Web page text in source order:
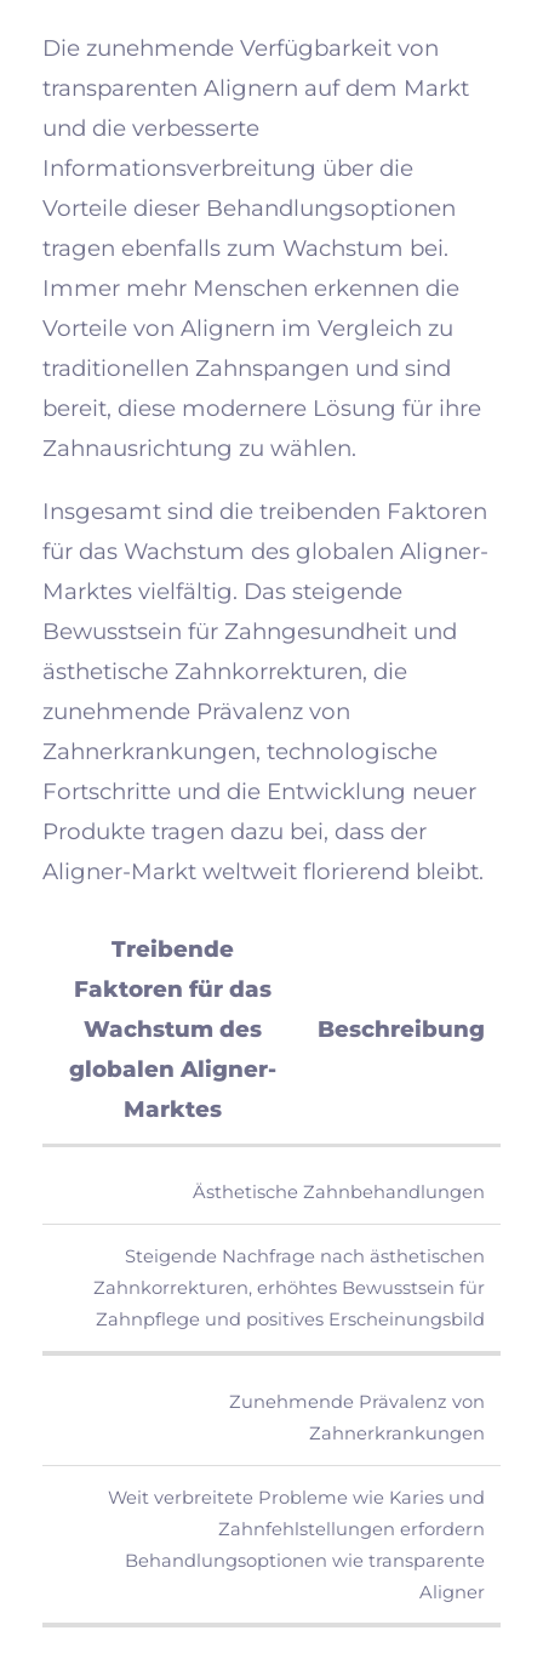
Die zunehmende Verfügbarkeit von
transparenten Alignern auf dem Markt
und die verbesserte
Informationsverbreitung über die
Vorteile dieser Behandlungsoptionen
tragen ebenfalls zum Wachstum bei.
Immer mehr Menschen erkennen die
Vorteile von Alignern im Vergleich zu
traditionellen Zahnspangen und sind
bereit, diese modernere Lösung für ihre
Zahnausrichtung zu wählen.
Insgesamt sind die treibenden Faktoren
für das Wachstum des globalen Aligner-
Marktes vielfältig. Das steigende
Bewusstsein für Zahngesundheit und
ästhetische Zahnkorrekturen, die
zunehmende Prävalenz von
Zahnerkrankungen, technologische
Fortschritte und die Entwicklung neuer
Produkte tragen dazu bei, dass der
Aligner-Markt weltweit florierend bleibt.
Treibende
Faktoren für das
Wachstum des
globalen Aligner-
Marktes
Beschreibung
Ästhetische Zahnbehandlungen
Steigende Nachfrage nach ästhetischen
Zahnkorrekturen, erhöhtes Bewusstsein für
Zahnpflege und positives Erscheinungsbild
Zunehmende Prävalenz von
Zahnerkrankungen
Weit verbreitete Probleme wie Karies und
Zahnfehlstellungen erfordern
Behandlungsoptionen wie transparente
Aligner